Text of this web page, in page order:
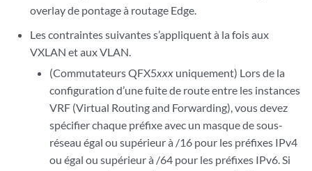
overlay de pontage à routage Edge.
Les contraintes suivantes s’appliquent à la fois aux
VXLAN et aux VLAN.
(Commutateurs QFX5xxxuniquement) Lors de la
configuration d’une fuite de route entre les instances
VRF (Virtual Routing and Forwarding), vous devez
spécifier chaque préfixe avec un masque de sous-
réseau égal ou supérieur à /16 pour les préfixes IPv4
ou égal ou supérieur à /64 pour les préfixes IPv6. Si